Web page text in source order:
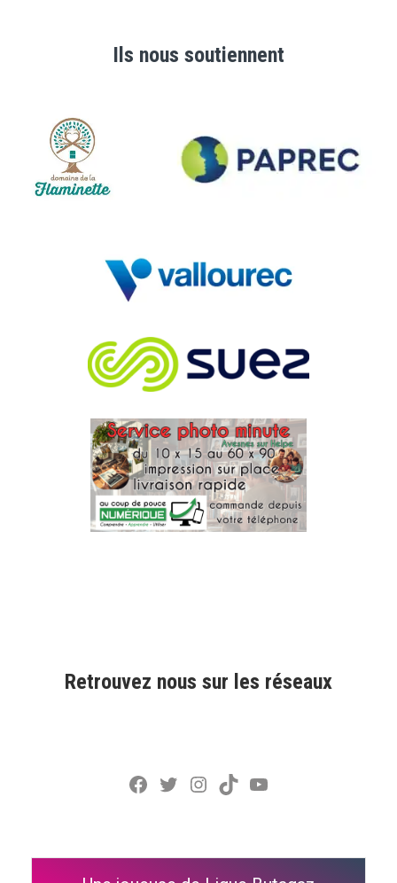
Ils nous soutiennent
Retrouvez nous sur les réseaux
Facebook
Twitter
Instagram
TikTokYouTube